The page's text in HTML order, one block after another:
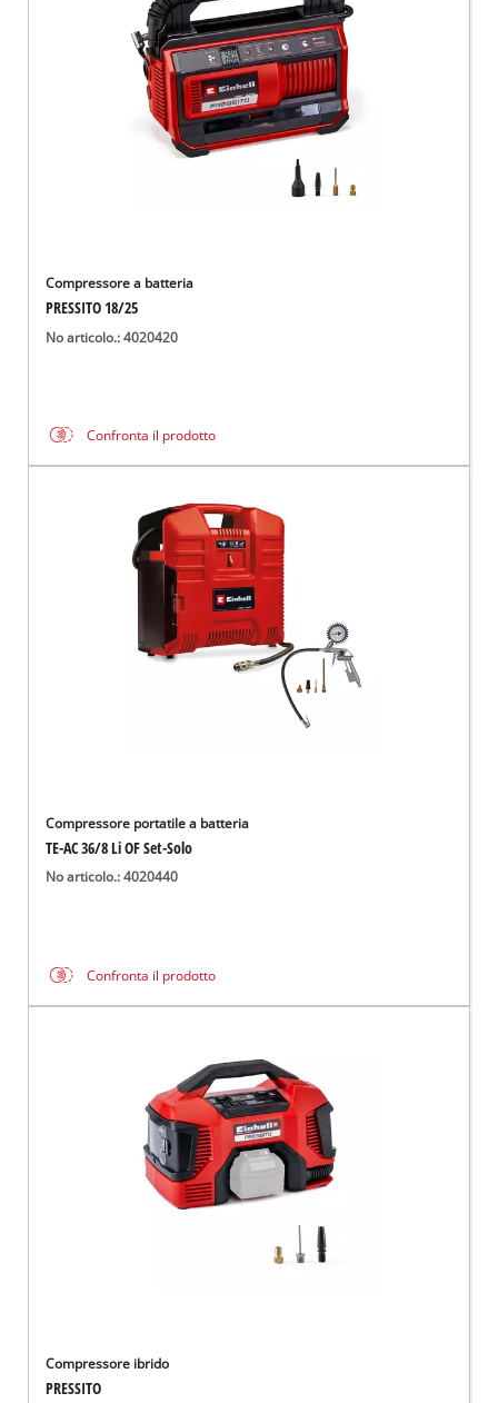
Compressore a batteria
PRESSITO 18/25
No articolo.: 4020420
Confronta il prodotto
Compressore portatile a batteria
TE-AC 36/8 Li OF Set-Solo
No articolo.: 4020440
Confronta il prodotto
Compressore ibrido
PRESSITO